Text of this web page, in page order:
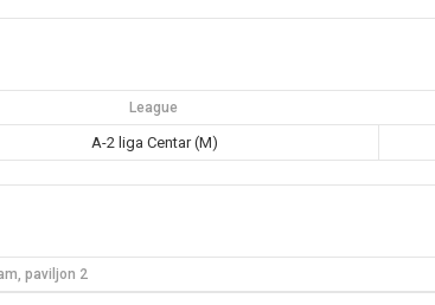
League
A-2 liga Centar (M)
paviljon 2